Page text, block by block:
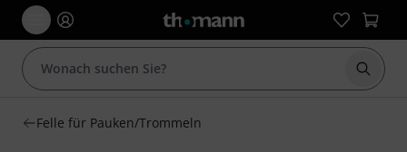
Suche
Felle für Pauken/Trommeln